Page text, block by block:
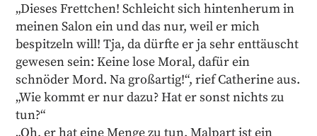
„Dieses Frettchen! Schleicht sich hintenherum in
meinen Salon ein und das nur, weil er mich
bespitzeln will! Tja, da dürfte er ja sehr enttäuscht
gewesen sein: Keine lose Moral, dafür ein
schnöder Mord. Na großartig!“, rief Catherine aus.
„Wie kommt er nur dazu? Hat er sonst nichts zu
tun?“